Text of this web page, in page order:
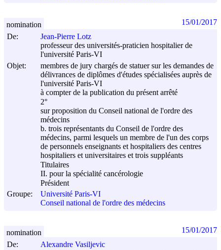
De:
Jean-Pierre Lotz
professeur des universités-praticien hospitalier de
l'université Paris-VI
Objet:
membres de jury chargés de statuer sur les demandes de
délivrances de diplômes d'études spécialisées auprès de
l'université Paris-VI
à compter de la publication du présent arrêté
2°
sur proposition du Conseil national de l'ordre des
médecins
b. trois représentants du Conseil de l'ordre des
médecins, parmi lesquels un membre de l'un des corps
de personnels enseignants et hospitaliers des centres
hospitaliers et universitaires et trois suppléants
Titulaires
II. pour la spécialité cancérologie
Président
Groupe:
Université Paris-VI
Conseil national de l'ordre des médecins
nomination 15/01/2017
De:
Alexandre Vasiljevic
nomination 15/01/2017